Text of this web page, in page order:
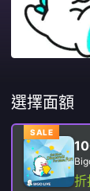
選擇面額
SALE
折